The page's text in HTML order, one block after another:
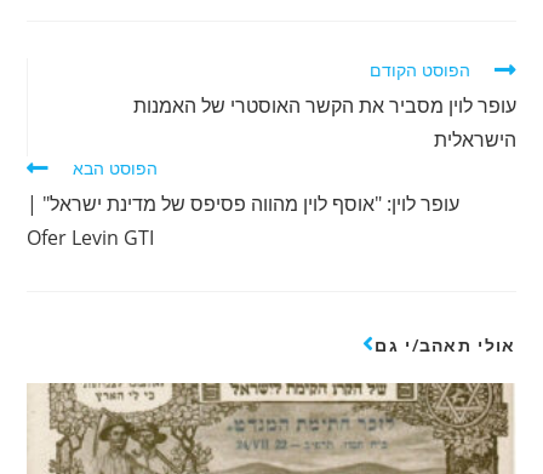
הפוסט הקודם
עופר לוין מסביר את הקשר האוסטרי של האמנות
הישראלית
הפוסט הבא
עופר לוין: "אוסף לוין מהווה פסיפס של מדינת ישראל" |
Ofer Levin GTI
אולי תאהב/י גם